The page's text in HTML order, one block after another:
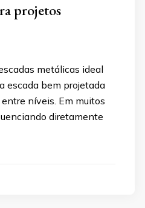
projetos
metálicas ideal
escada bem projetada
níveis. Em muitos
diretamente